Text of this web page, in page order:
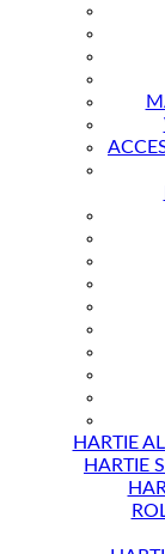
HARTIE
HARTIE